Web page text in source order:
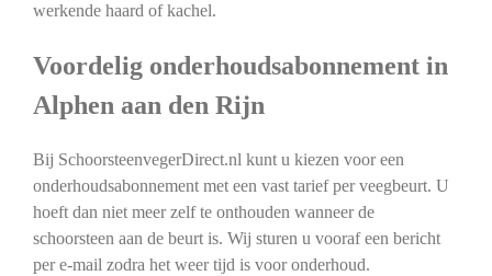
werkende haard of kachel.
Voordelig onderhoudsabonnement in
Alphen aan den Rijn
Bij SchoorsteenvegerDirect.nl kunt u kiezen voor een
onderhoudsabonnement met een vast tarief per veegbeurt. U
hoeft dan niet meer zelf te onthouden wanneer de
schoorsteen aan de beurt is. Wij sturen u vooraf een bericht
per e-mail zodra het weer tijd is voor onderhoud.